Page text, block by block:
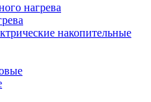
нагрева
накопительные